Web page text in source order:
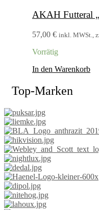
AKAH Futteral
57,00 € inkl. MWSt.,
Vorrätig
In den Warenkorb
Top-Marken